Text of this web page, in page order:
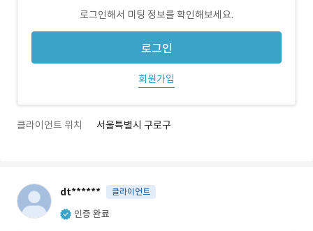
로그인해서 미팅 정보를 확인해보세요.
로그인
회원가입
클라이언트 위치 서울특별시 구로구
dt****** 클라이언트
인증 완료